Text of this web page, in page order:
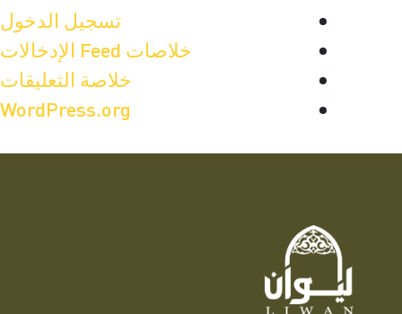
تسجيل الدخول
خلاصات Feed الإدخالات
خلاصة التعليقات
WordPress.org